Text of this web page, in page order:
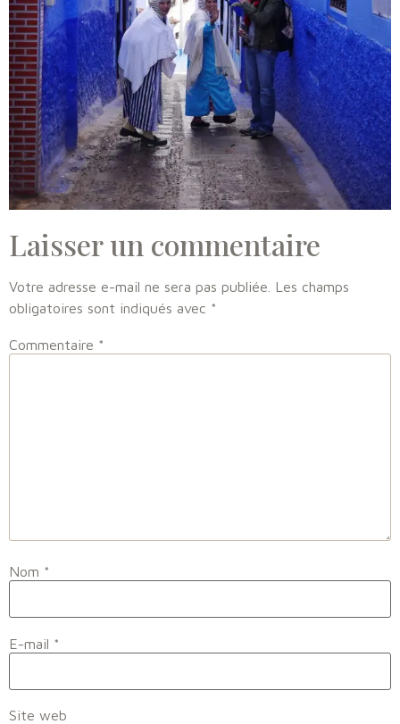
Laisser un commentaire
Votre adresse e-mail ne sera pas publiée. Les champs
obligatoires sont indiqués avec *
Commentaire *
Nom *
E-mail *
Site web